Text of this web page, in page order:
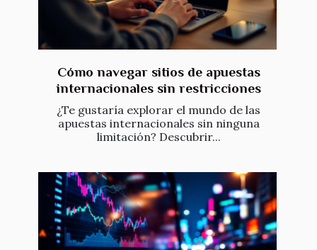
Cómo navegar sitios de apuestas
internacionales sin restricciones
¿Te gustaría explorar el mundo de las
apuestas internacionales sin ninguna
limitación? Descubrir...